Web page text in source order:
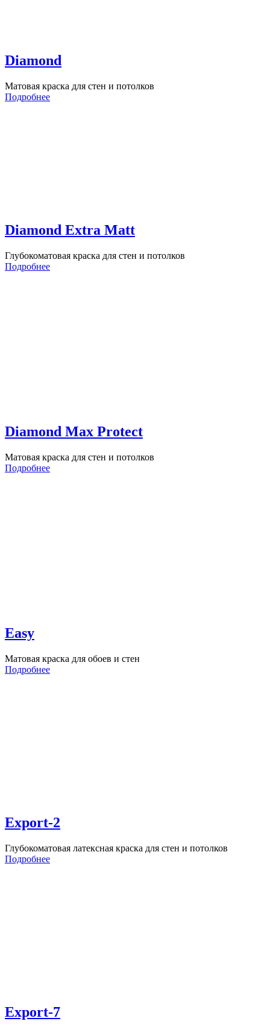
Diamond
Матовая краска для стен и потолков
Подробнее
Diamond Extra Matt
Глубокоматовая краска для стен и потолков
Подробнее
Diamond Max Protect
Матовая краска для стен и потолков
Подробнее
Easy
Матовая краска для обоев и стен
Подробнее
Export-2
Глубокоматовая латексная краска для стен и потолков
Подробнее
Export-7